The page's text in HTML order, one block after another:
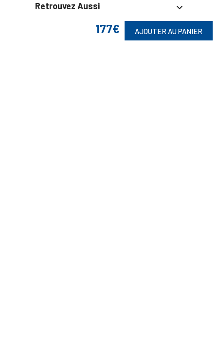
177€ AJOUTER AU PANIER
Retrouvez Aussi 